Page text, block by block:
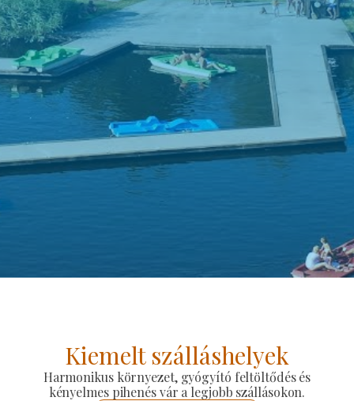
Kiemelt szálláshelyek
Harmonikus környezet, gyógyító feltöltődés és
kényelmes pihenés vár a legjobb szállásokon.